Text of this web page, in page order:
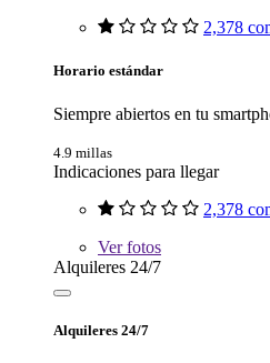
2,378
Horario estándar
Siempre abiertos en tu
4.9 millas
Indicaciones para llegar
2,378
Verfotos
Alquileres 24/7
Alquileres 24/7